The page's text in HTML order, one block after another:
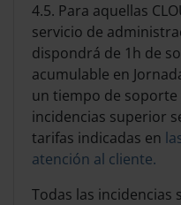
4.5. Para aquellas
servicio de
dispondrá de 1h de
acumulable en
un tiempo de
incidencias superior
tarifas indicadas en
atención al cliente.
Todas las incidencias